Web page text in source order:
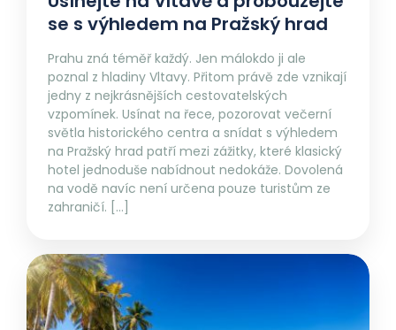
se s výhledem na Pražský hrad
Prahu zná téměř každý. Jen málokdo ji ale
poznal z hladiny Vltavy. Přitom právě zde vznikají
jedny z nejkrásnějších cestovatelských
vzpomínek. Usínat na řece, pozorovat večerní
světla historického centra a snídat s výhledem
na Pražský hrad patří mezi zážitky, které klasický
hotel jednoduše nabídnout nedokáže. Dovolená
na vodě navíc není určena pouze turistům ze
zahraničí. […]